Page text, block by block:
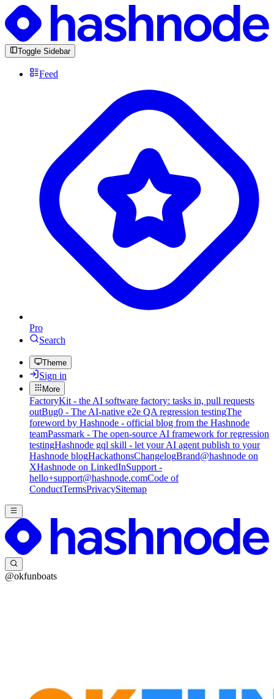
Toggle Sidebar
Feed
Pro
Search
Theme
Sign in
More
FactoryKit - the AI software factory: tasks in, pull requests
outBug0 - The AI-native e2e QA regression testingThe
foreword by Hashnode - official blog from the Hashnode
teamPassmark - The open-source AI framework for regression
testingHashnode gql skill - let your AI agent publish to your
Hashnode blogHackathonsChangelogBrand@hashnode on
XHashnode on LinkedInSupport -
hello+support@hashnode.comCode of
ConductTermsPrivacySitemap
@okfunboats